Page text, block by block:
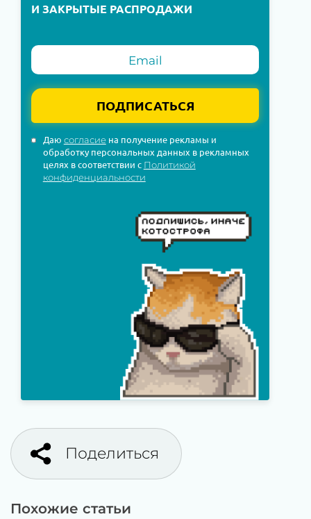
И ЗАКРЫТЫЕ РАСПРОДАЖИ
ПОДПИСАТЬСЯ
Даю согласиена получение рекламы и
обработку персональных данных в рекламных
целях в соответствии с Политикой
конфиденциальности
Поделиться
Похожие статьи